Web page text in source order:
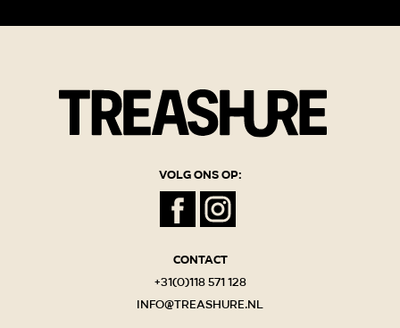
Volg ons op:
Contact
+31(0)118 571 128
info@treashure.nl